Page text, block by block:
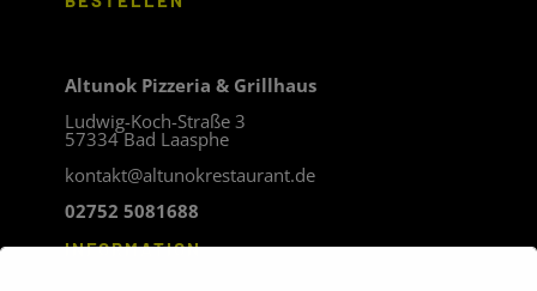
Altunok Pizzeria & Grillhaus
Ludwig-Koch-Straße 3
57334 Bad Laasphe
kontakt@altunokrestaurant.de
02752 5081688
INFORMATION